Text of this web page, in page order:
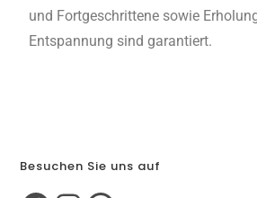
und Fortgeschrittene sowie
Entspannung sind garantiert.
Besuchen Sie uns auf